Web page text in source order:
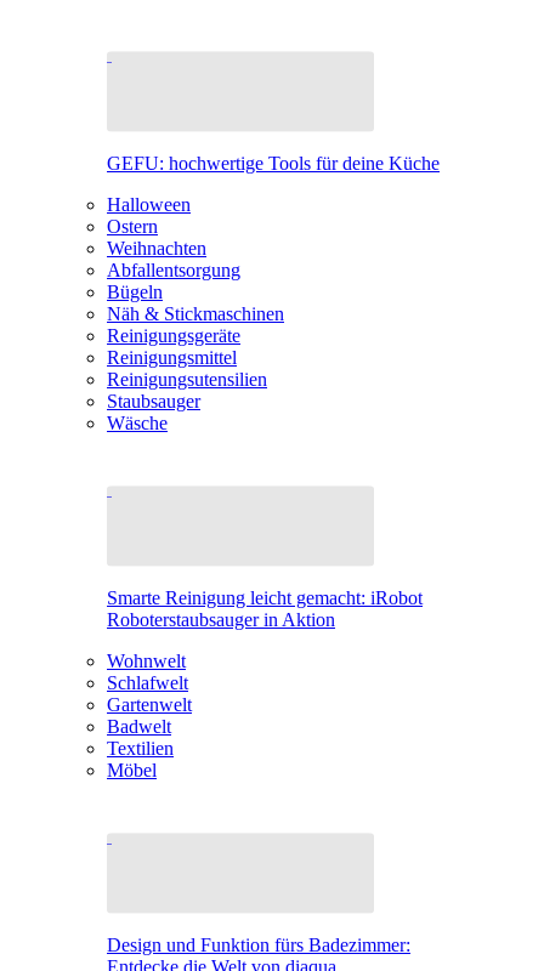
GEFU: hochwertige Tools für deine Küche
Halloween
Ostern
Weihnachten
Abfallentsorgung
Bügeln
Näh & Stickmaschinen
Reinigungsgeräte
Reinigungsmittel
Reinigungsutensilien
Staubsauger
Wäsche
Smarte Reinigung leicht gemacht: iRobot
Roboterstaubsauger in Aktion
Wohnwelt
Schlafwelt
Gartenwelt
Badwelt
Textilien
Möbel
Design und Funktion fürs Badezimmer:
Entdecke die Welt von diaqua